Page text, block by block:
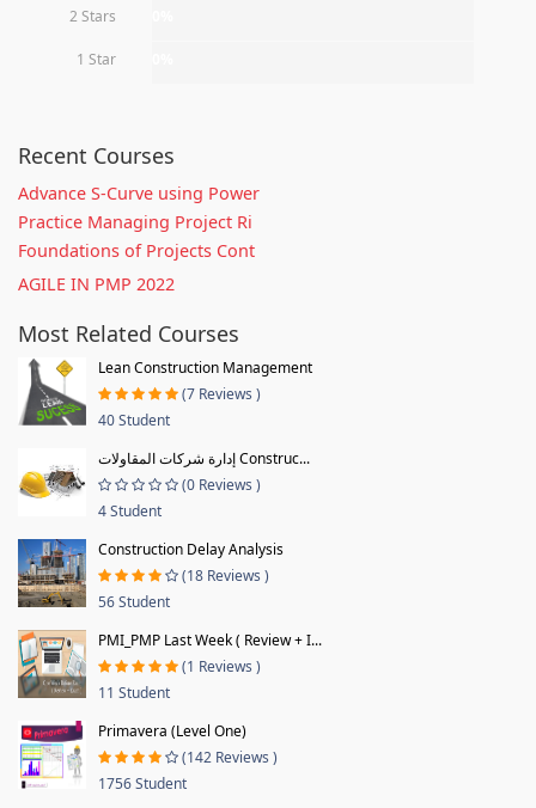
2 Stars
1 Star
Recent Courses
Advance S-Curve using Power
Practice Managing Project Ri
Foundations of Projects Cont
AGILE IN PMP 2022
Most Related Courses
Lean Construction Management
(7 Reviews )
40 Student
إدارة شركات المقاولات Construc...
(0 Reviews )
4 Student
Construction Delay Analysis
(18 Reviews )
56 Student
PMI_PMP Last Week ( Review + I...
(1 Reviews )
11 Student
Primavera (Level One)
(142 Reviews )
1756 Student